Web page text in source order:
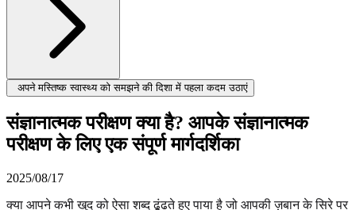
अपने मस्तिष्क स्वास्थ्य को समझने की दिशा में पहला कदम उठाएं
संज्ञानात्मक परीक्षण क्या है? आपके संज्ञानात्मक
परीक्षण के लिए एक संपूर्ण मार्गदर्शिका
2025/08/17
क्या आपने कभी खुद को ऐसा शब्द ढूंढते हुए पाया है जो आपकी ज़बान के सिरे पर